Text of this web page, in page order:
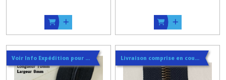
Voir Info Expédition pour Régler les Frais de Port au Meilleur Prix , En haut d'ecran à Droite Livraison comprise en courrier suivi